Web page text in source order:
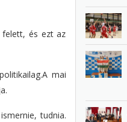
felett, és ezt az
mai
tudnia.